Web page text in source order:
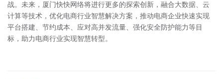
战。未来，厦门快快网络将进行更多的探索创新，融合大数据、云
计算等技术，优化电商行业智慧解决方案，推动电商企业快速实现
平台搭建、节约成本、应对高并发流量、强化安全防护能力等目
标，助力电商行业实现智慧转型。